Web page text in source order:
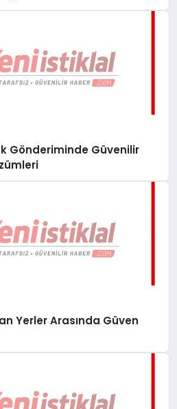
Gönderiminde Güvenilir
Yerler Arasında Güven